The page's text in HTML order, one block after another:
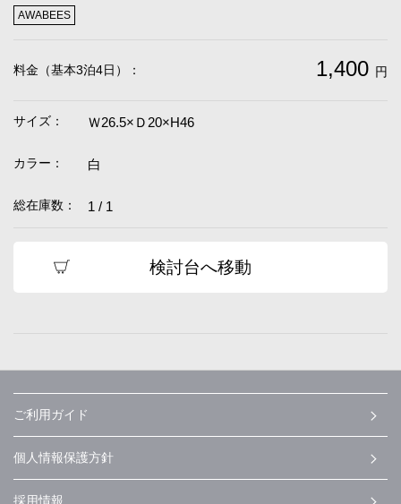
AWABEES
料金（基本3泊4日）： 1,400 円
サイズ： Ｗ26.5×Ｄ20×H46
カラー： 白
総在庫数： 1 / 1
検討台へ移動
ご利用ガイド
個人情報保護方針
採用情報